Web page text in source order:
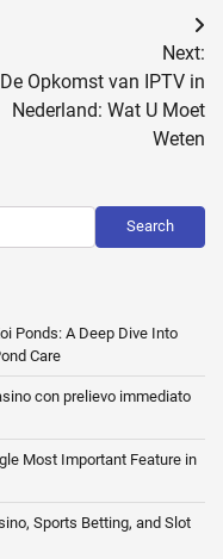
Next:
De Opkomst van IPTV in
Nederland: Wat U Moet
Weten
Search
Ponds: A Deep Dive Into
Care
con prelievo immediato
Most Important Feature in
Sports Betting, and Slot